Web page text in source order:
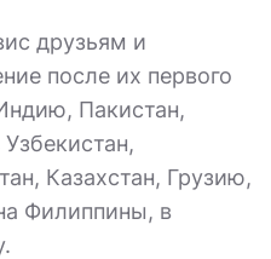
друзьям и
после их первого
Пакистан,
Казахстан, Грузию,
Филиппины, в